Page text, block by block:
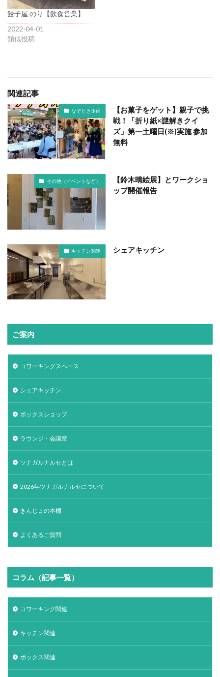
餃子屋 のり【飲食営業】
2022-04-01
類似投稿
関連記事
なぞとき企画
【お菓子をゲット】親子で挑
戦！「折り紙×謎解きクイ
ズ」第一土曜日(※)実施 参加
無料
その他（イベントなど）
【鈴木晴絵展】とワークショ
ップ開催報告
キッチン関連 シェアキッチン
ご案内
コワーキングスペース
シェアキッチン
ボックスショップ
ラウンジ・会議室
ツナガルナルセとは
2026年ツナガルナルセについて
きんじょの本棚
よくあるご質問
コラム（記事一覧）
コワーキング関連
キッチン関連
ボックス関連